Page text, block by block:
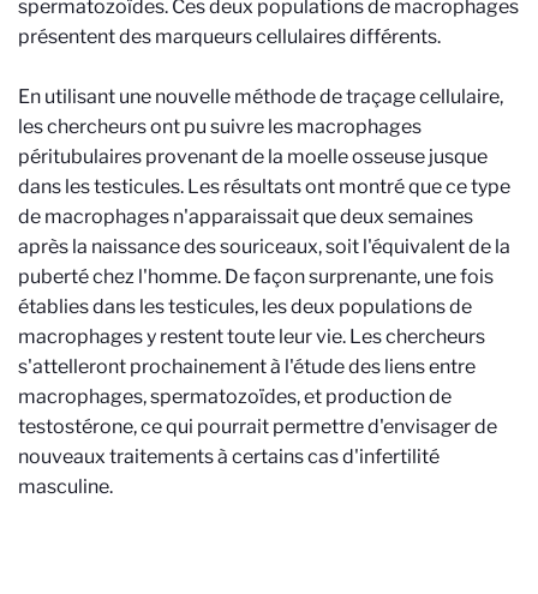
spermatozoïdes. Ces deux populations de macrophages
présentent des marqueurs cellulaires différents.
En utilisant une nouvelle méthode de traçage cellulaire,
les chercheurs ont pu suivre les macrophages
péritubulaires provenant de la moelle osseuse jusque
dans les testicules. Les résultats ont montré que ce type
de macrophages n'apparaissait que deux semaines
après la naissance des souriceaux, soit l'équivalent de la
puberté chez l'homme. De façon surprenante, une fois
établies dans les testicules, les deux populations de
macrophages y restent toute leur vie. Les chercheurs
s'attelleront prochainement à l'étude des liens entre
macrophages, spermatozoïdes, et production de
testostérone, ce qui pourrait permettre d'envisager de
nouveaux traitements à certains cas d'infertilité
masculine.